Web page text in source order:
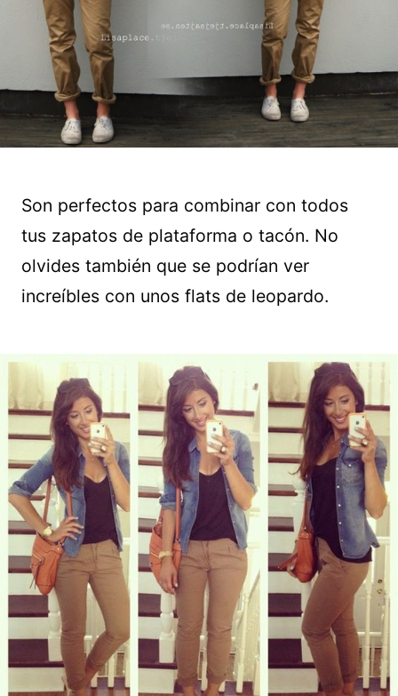
Son perfectos para combinar con todos
tus zapatos de plataforma o tacón. No
olvides también que se podrían ver
increíbles con unos flats de leopardo.